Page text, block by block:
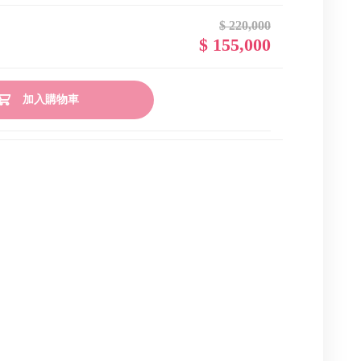
$ 220,000
$ 155,000
加入購物車